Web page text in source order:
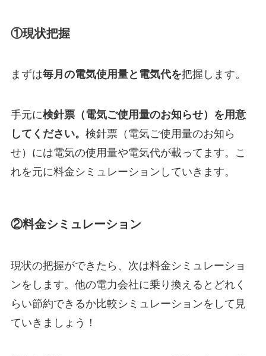
①現状把握
まずは毎月の電気使用量と電気代を把握します。
手元に検針票（電気ご使用量のお知らせ）を用意
してください。 検針票（電気ご使用量のお知ら
せ）には電気の使用量や電気代が載ってます。こ
れを元に料金シミュレーションしていきます。
②料金シミュレーション
現状の把握ができたら、次は料金シミュレーショ
ンをします。他の電力会社に乗り換えるとどれく
らい節約できるか比較シミュレーションをして見
ていきましょう！